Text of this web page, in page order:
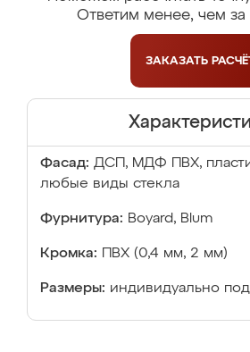
Ответим менее, чем за
ЗАКАЗАТЬ
Фасад: ДСП, МДФ ПВХ,
любые виды стекла
Фурнитура: Boyard, Blum
Кромка: ПВХ (0,4 мм, 2 мм)
Размеры: индивидуально